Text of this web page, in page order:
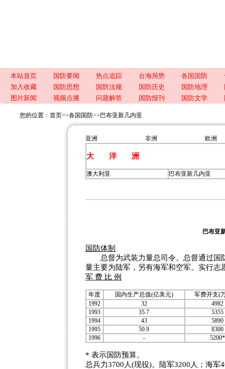
本站首页 国防要闻 热点追踪 台海局势 各国国防
加入收藏
国防思想 国防法规 国防历史 国防地理
图片新闻
视频点播 问题解答 国防报刊 国防文学
您的位置： 首页>>各国国防>> 巴布亚新几内亚
亚洲 非洲 欧洲
大 洋 洲
澳大利亚 巴布亚新几内亚
巴
国防体制
总督为武装力量总司令。总督通过国
量主要为陆军，另有海军和空军。实行志
军 费 比 例
年度 国内生产总值(亿美元)
军费开支(
1992
32
4982
1993
35.7
5355
1994
43
5890
1995
50.9
8300
1996
- 5200*
* 表示国防预算。
总兵力3700人(现役)。陆军3200人；海军